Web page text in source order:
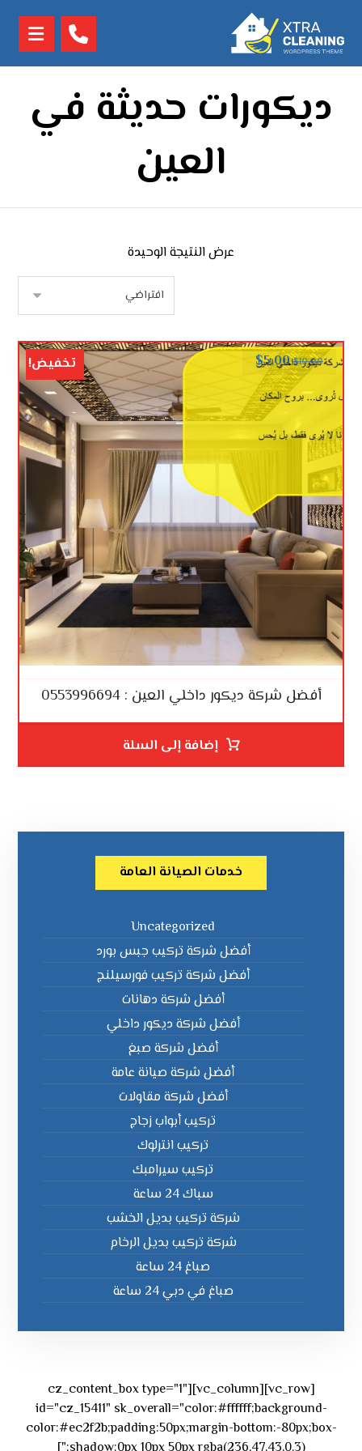
ديكورات حديثة في
العين
عرض النتيجة الوحيدة
أفضل شركة ديكور داخلي العين : 0553996694
$10.00
$5.00 تخفيض!
إضافة إلى السلة
خدمات الصيانة العامة
Uncategorized
أفضل شركة تركيب جبس بورد
أفضل شركة تركيب فورسيلنج
أفضل شركة دهانات
أفضل شركة ديكور داخلي
أفضل شركة صبغ
أفضل شركة صيانة عامة
أفضل شركة مقاولات
تركيب أبواب زجاج
تركيب انترلوك
تركيب سيرامبك
سباك 24 ساعة
شركة تركيب بديل الخشب
شركة تركيب بديل الرخام
صباغ 24 ساعة
صباغ في دبي 24 ساعة
[vc_row][vc_column][cz_content_box type="1"
id="cz_15411" sk_overall="color:#ffffff;background-
color:#ec2f2b;padding:50px;margin-bottom:-80px;box-